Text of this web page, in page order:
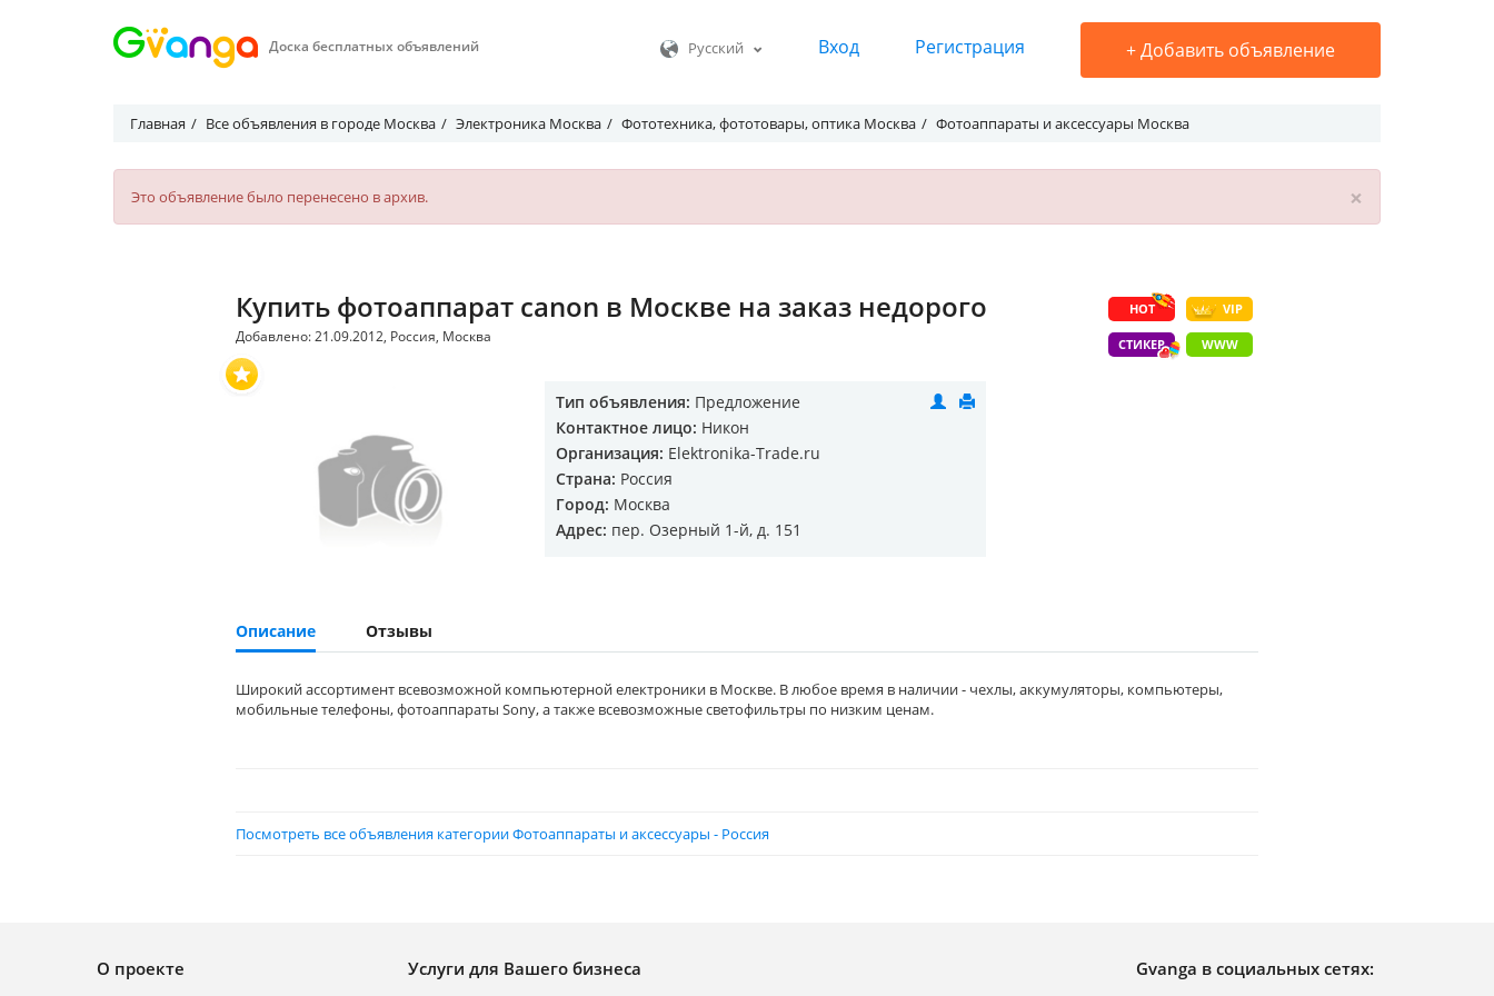
Доска бесплатных объявлений Русский Вход Регистрация +Добавить объявление
Главная Все объявления в городе Москва Электроника Москва Фототехника, фототовары, оптика Москва Фотоаппараты и аксессуары Москва
×
Это объявление было перенесено в архив.
HOT VIP
СТИКЕР WWW
Купить фотоаппарат canon в Москве на заказ недорого
Добавлено: 21.09.2012, Россия, Москва
Тип объявления: Предложение
Контактное лицо: Никон
Организация: Elektronika-Trade.ru
Страна: Россия
Город: Москва
Адрес: пер. Озерный 1-й, д. 151
Описание Отзывы
Широкий ассортимент всевозможной компьютерной електроники в Москве. В любое время в наличии - чехлы, аккумуляторы, компьютеры,
мобильные телефоны, фотоаппараты Sony, а также всевозможные светофильтры по низким ценам.
Посмотреть все объявления категории Фотоаппараты и аксессуары - Россия
О проекте Услуги для Вашего бизнеса Gvanga в социальных сетях: